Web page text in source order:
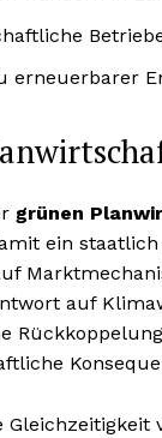
erneuerbarer
grünen
ein
auf